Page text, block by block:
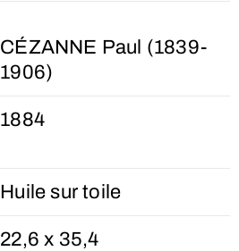
CÉZANNE Paul (1839-
1906)
1884
Huile sur toile
22,6 x 35,4